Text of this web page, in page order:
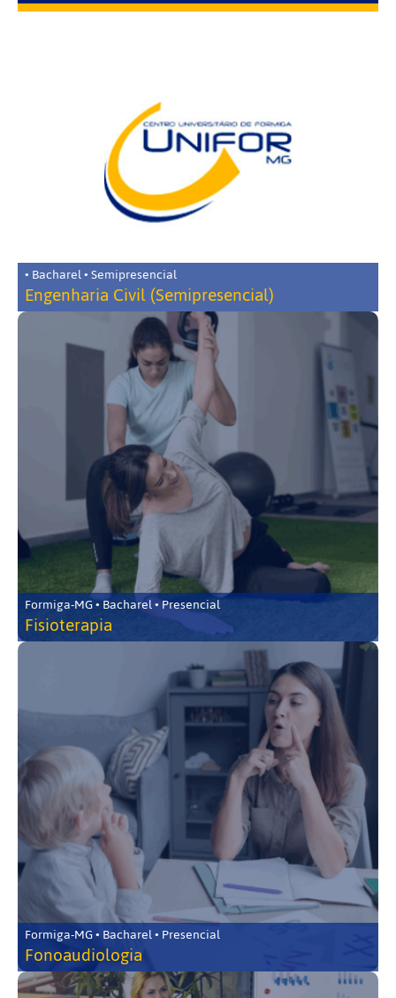
• Bacharel • Semipresencial
Engenharia Civil (Semipresencial)
Formiga-MG • Bacharel • Presencial
Fisioterapia
Formiga-MG • Bacharel • Presencial
Fonoaudiologia